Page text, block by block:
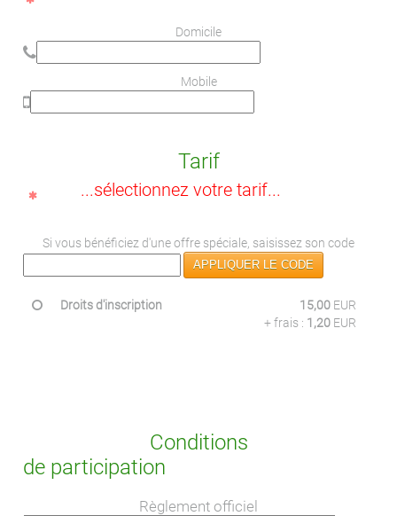
Domicile
Mobile
Tarif
...sélectionnez votre tarif...
Si vous bénéficiez d'une offre spéciale, saisissez son code
APPLIQUER LE CODE
Droits d'inscription 15,00 EUR
+ frais : 1,20 EUR
Conditions
de participation
Règlement officiel